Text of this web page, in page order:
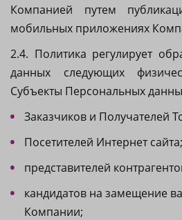
Компанией путем
мобильных приложениях
2.4. Политика регулирует
данных следующих
Субъекты Персональных
Заказчиков и Получателей
Посетителей Интернет сайта;
представителей
кандидатов на замещение
Компании;